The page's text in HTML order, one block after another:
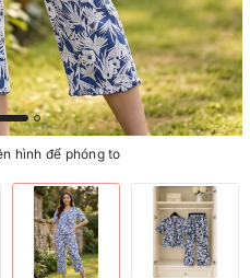
hình để phóng to